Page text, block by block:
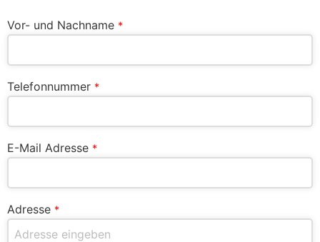
Vor- und Nachname *
Telefonnummer *
E-Mail Adresse *
Adresse *